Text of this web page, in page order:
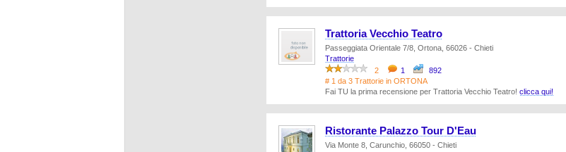
Trattoria Vecchio Teatro
Passeggiata Orientale 7/8, Ortona, 66026 - Chieti
Trattorie
2
1
892
# 1 da 3 Trattorie in ORTONA
Fai TU la prima recensione per Trattoria Vecchio Teatro! clicca qui!
Ristorante Palazzo Tour D'Eau
Via Monte 8, Carunchio, 66050 - Chieti